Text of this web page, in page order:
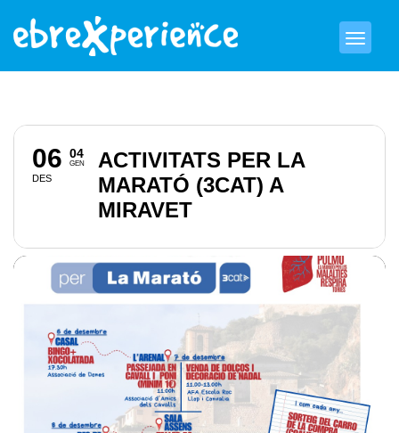
06
DES
04
GEN
ACTIVITATS PER LA
MARATÓ (3CAT) A
MIRAVET